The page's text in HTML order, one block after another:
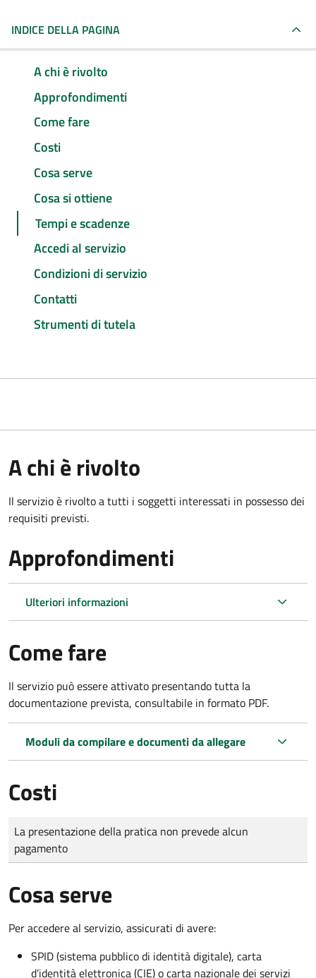
INDICE DELLA PAGINA
A chi è rivolto
Approfondimenti
Come fare
Costi
Cosa serve
Cosa si ottiene
Tempi e scadenze
Accedi al servizio
Condizioni di servizio
Contatti
Strumenti di tutela
A chi è rivolto
Il servizio è rivolto a tutti i soggetti interessati in possesso dei
requisiti previsti.
Approfondimenti
Ulteriori informazioni
Come fare
Il servizio può essere attivato presentando tutta la
documentazione prevista, consultabile in formato PDF.
Moduli da compilare e documenti da allegare
Costi
Tipo di pagamento
Importo
La presentazione della pratica non prevede alcun
pagamento
Cosa serve
Per accedere al servizio, assicurati di avere:
SPID (sistema pubblico di identità digitale), carta
d’identità elettronica (CIE) o carta nazionale dei servizi